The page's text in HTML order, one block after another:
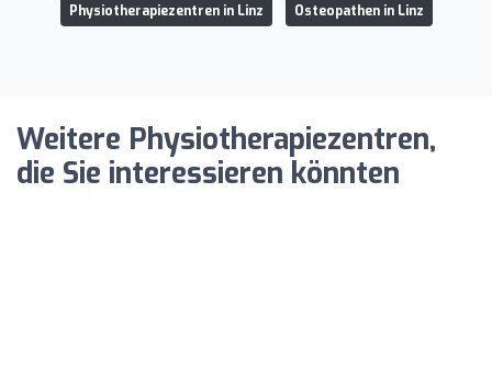
Physiotherapiezentren in Linz
Osteopathen in Linz
Weitere Physiotherapiezentren,
die Sie interessieren könnten